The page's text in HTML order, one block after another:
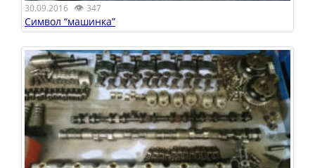
30.09.2016 👁 347
Символ “машинка”